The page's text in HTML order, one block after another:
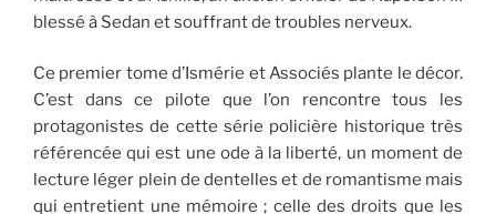
blessé à Sedan et souffrant de troubles nerveux.
Ce premier tome d’Ismérie et Associés plante le décor.
C’est dans ce pilote que l’on rencontre tous les
protagonistes de cette série policière historique très
référencée qui est une ode à la liberté, un moment de
lecture léger plein de dentelles et de romantisme mais
qui entretient une mémoire ; celle des droits que les